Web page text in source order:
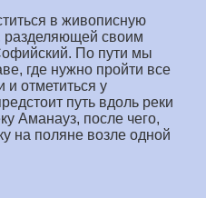
в живописную
своим
По пути мы
где нужно пройти все
отметиться у
путь вдоль реки
Аманауз, после чего,
на поляне возле одной